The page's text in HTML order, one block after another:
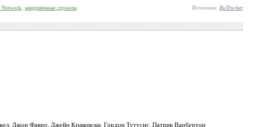
Network, завершённые сериалы Источник: RuTracker
Джон Фавро, Джейн Краковски, Гордон Тутусис, Патрик Варбертон